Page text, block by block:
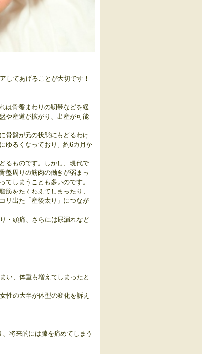
してあげることが大切です！
は骨盤まわりの靭帯などを緩
や産道が拡がり、出産が可能
骨盤が元の状態にもどるわけ
ゆるくなっており、約6カ月か
るものです。
しかし、現代で
盤周りの筋肉の働きが弱まっ
てしまうことも多いのです。
肪をたくわえてしまったり、
リ出た「産後太り」につなが
・頭痛、さらには尿漏れなど
い、体重も増えてしまったと
性の大半が体型の変化を訴え
将来的には膝を痛めてしまう